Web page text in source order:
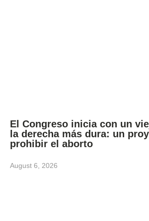
El Congreso inicia con un
la derecha más dura: un
prohibir el aborto
August 6, 2026